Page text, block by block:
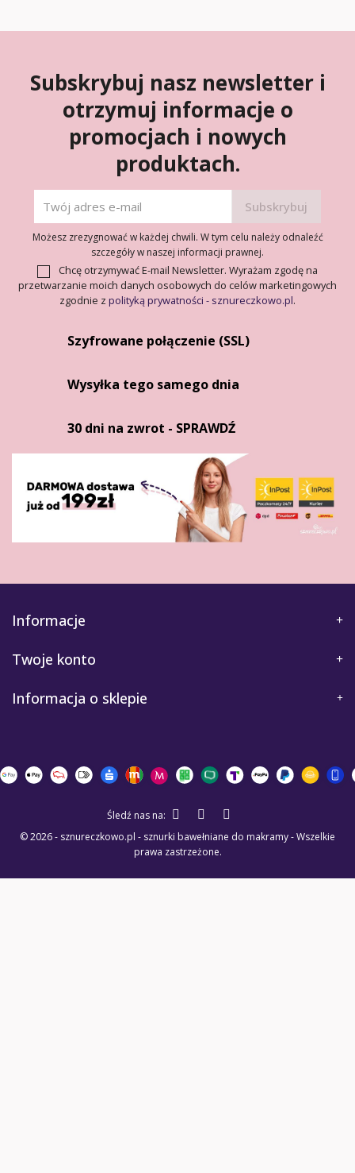
Subskrybuj nasz newsletter i
otrzymuj informacje o
promocjach i nowych
produktach.
Możesz zrezygnować w każdej chwili. W tym celu należy odnaleźć
szczegóły w naszej informacji prawnej.
Chcę otrzymywać E-mail Newsletter. Wyrażam zgodę na
przetwarzanie moich danych osobowych do celów marketingowych
zgodnie z polityką prywatności - sznureczkowo.pl.
Szyfrowane połączenie (SSL)
Wysyłka tego samego dnia
30 dni na zwrot - SPRAWDŹ
Informacje
Twoje konto
Informacja o sklepie
© 2026 - sznureczkowo.pl - sznurki bawełniane do makramy - Wszelkie
prawa zastrzeżone.
Śledź nas na: